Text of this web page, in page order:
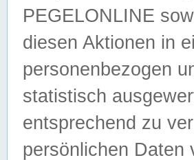
PEGELONLINE
diesen Aktionen in
personenbezogen
statistisch
entsprechend zu
persönlichen Daten